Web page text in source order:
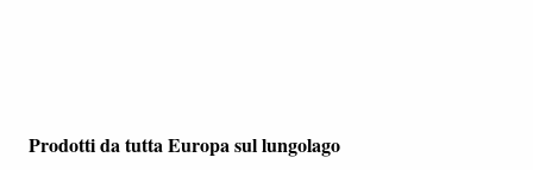
Prodotti da tutta Europa sul lungolago